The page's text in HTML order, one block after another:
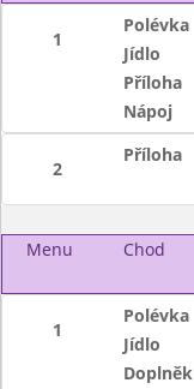
1
Polévka
Jídlo
Příloha
Nápoj
2
Příloha
Menu Chod
1
Polévka
Jídlo
Doplněk